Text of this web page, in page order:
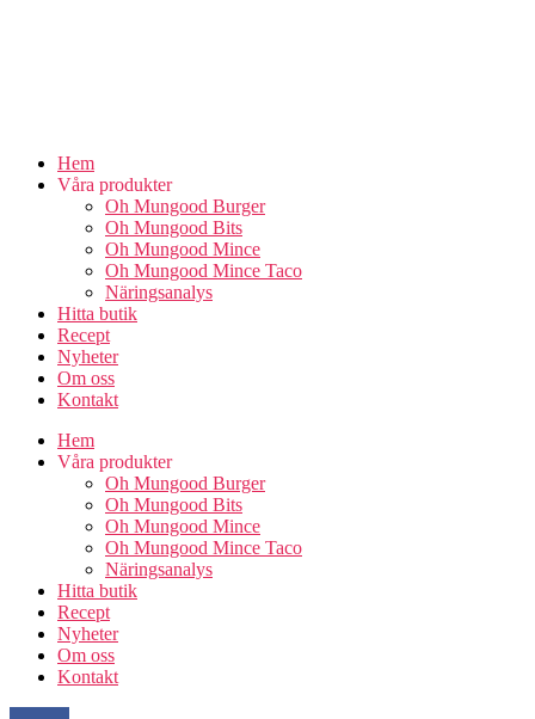
Hem
Våra produkter
Oh Mungood Burger
Oh Mungood Bits
Oh Mungood Mince
Oh Mungood Mince Taco
Näringsanalys
Hitta butik
Recept
Nyheter
Om oss
Kontakt
Hem
Våra produkter
Oh Mungood Burger
Oh Mungood Bits
Oh Mungood Mince
Oh Mungood Mince Taco
Näringsanalys
Hitta butik
Recept
Nyheter
Om oss
Kontakt